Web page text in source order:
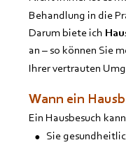
Behandlung in die
Darum biete ich
an – so können Sie
Ihrer vertrauten
Wann ein
Ein Hausbesuch
• Sie